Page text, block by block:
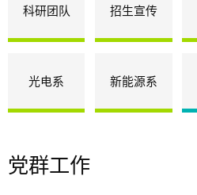
科研团队 招生宣传
光电系 新能源系
党群工作